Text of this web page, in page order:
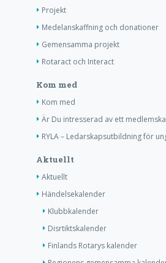
Projekt
Medelanskaffning och donationer
Gemensamma projekt
Rotaract och Interact
Kom med
Kom med
Är Du intresserad av ett
RYLA – Ledarskapsutbildning för
Aktuellt
Aktuellt
Händelsekalender
Klubbkalender
Disrtiktskalender
Finlands Rotarys kalender